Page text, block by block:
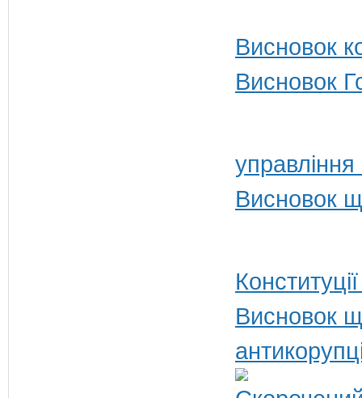
Висновок
Висновок
Висновок
Висновок